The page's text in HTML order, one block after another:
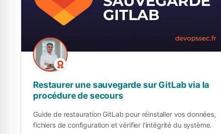
Restaurer une sauvegarde sur GitLab via la
procédure de secours
Guide de restauration GitLab pour réinstaller vos données,
fichiers de configuration et vérifier l'intégrité du système.